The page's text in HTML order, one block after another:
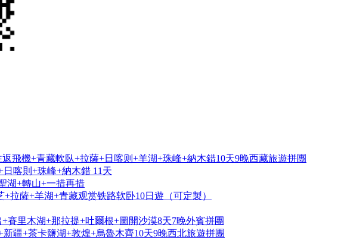
飛機+青藏軟臥+拉薩+日喀则+羊湖+珠峰+納木錯10天9晚西藏旅遊拼團
喀則+珠峰+納木錯 11天
湖+轉山+一措再措
拉薩+羊湖+青藏观赏铁路软卧10日遊（可定製）
賽里木湖+那拉提+吐爾根+圖開沙漠8天7晚外賓拼團
疆+茶卡鹽湖+敦煌+烏魯木齊10天9晚西北旅遊拼團